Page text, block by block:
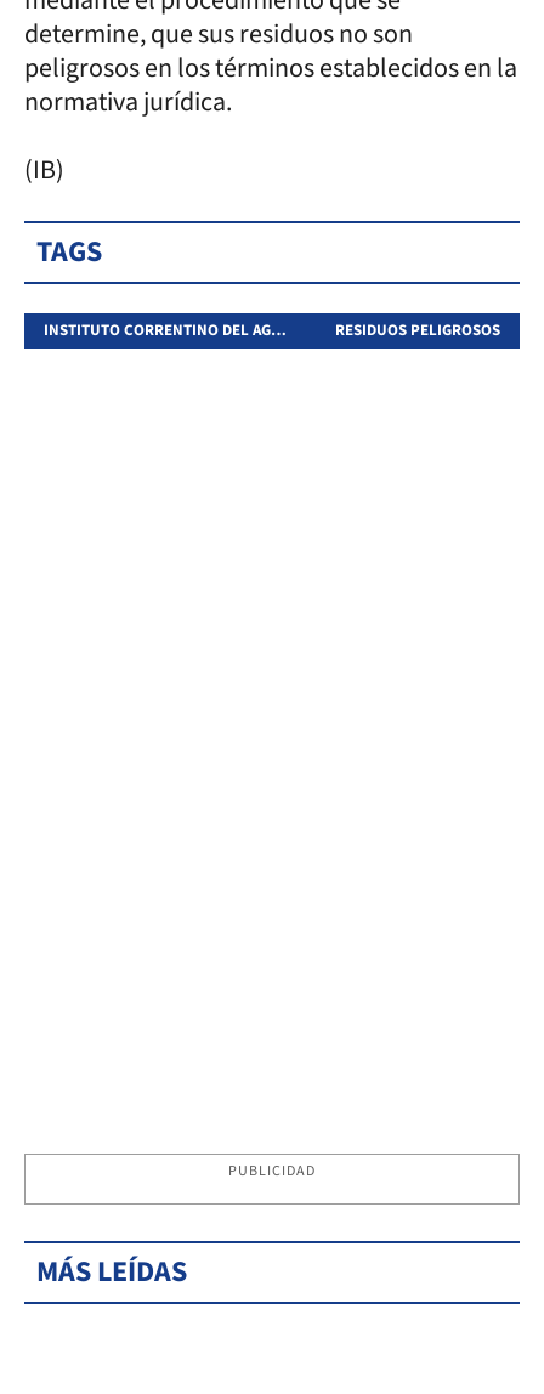
determine, que sus residuos no son
peligrosos en los términos establecidos en la
normativa jurídica.
(IB)
TAGS
INSTITUTO CORRENTINO DEL AGUA Y DEL AMBIENTE RESIDUOS PELIGROSOS
PUBLICIDAD
MÁS LEÍDAS